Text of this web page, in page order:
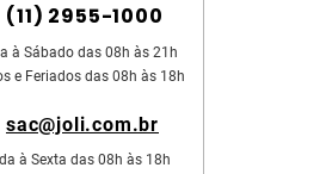
(11) 2955-1000
à Sábado das 08h às 21h
e Feriados das 08h às 18h
sac@joli.com.br
à Sexta das 08h às 18h